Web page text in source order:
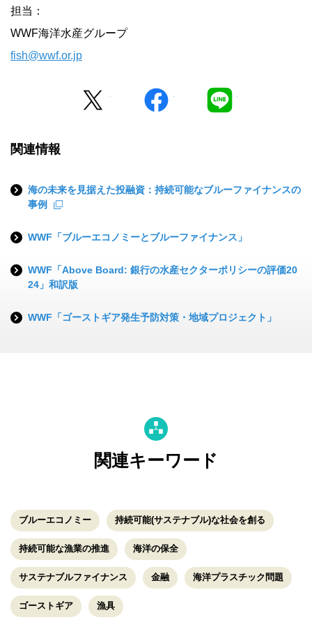
担当：
WWF海洋水産グループ
fish@wwf.or.jp
facebook
関連情報
海の未来を見据えた投融資：持続可能なブルーファイナンスの
事例
WWF「ブルーエコノミーとブルーファイナンス」
WWF「Above Board: 銀行の水産セクターポリシーの評価20
24」和訳版
WWF「ゴーストギア発生予防対策・地域プロジェクト」
関連キーワード
ブルーエコノミー 持続可能(サステナブル)な社会を創る
持続可能な漁業の推進 海洋の保全
サステナブルファイナンス 金融 海洋プラスチック問題
ゴーストギア 漁具